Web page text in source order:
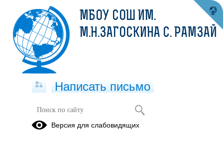
Питание
МБОУ СОШ ИМ.
М.Н.ЗАГОСКИНА С. РАМЗАЙ
Написать письмо
Версия для слабовидящих